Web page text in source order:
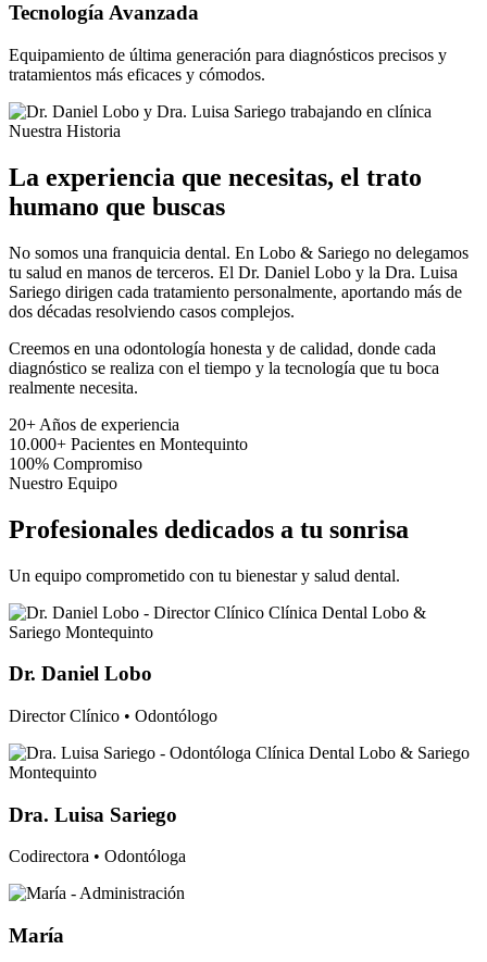
Tecnología Avanzada
Equipamiento de última generación para diagnósticos precisos y
tratamientos más eficaces y cómodos.
Nuestra Historia
La experiencia que necesitas, el trato
humano que buscas
No somos una franquicia dental. En Lobo & Sariego no delegamos
tu salud en manos de terceros. El Dr. Daniel Lobo y la Dra. Luisa
Sariego dirigen cada tratamiento personalmente, aportando más de
dos décadas resolviendo casos complejos.
Creemos en una odontología honesta y de calidad, donde cada
diagnóstico se realiza con el tiempo y la tecnología que tu boca
realmente necesita.
20+ Años de experiencia
10.000+ Pacientes en Montequinto
100% Compromiso
Nuestro Equipo
Profesionales dedicados a tu sonrisa
Un equipo comprometido con tu bienestar y salud dental.
Dr. Daniel Lobo
Director Clínico • Odontólogo
Dra. Luisa Sariego
Codirectora • Odontóloga
María